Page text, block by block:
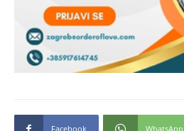
Facebook WhatsApp